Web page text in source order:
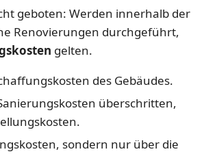
geboten: Werden innerhalb der
Renovierungen durchgeführt,
gelten.
des Gebäudes.
überschritten,
sondern nur über die